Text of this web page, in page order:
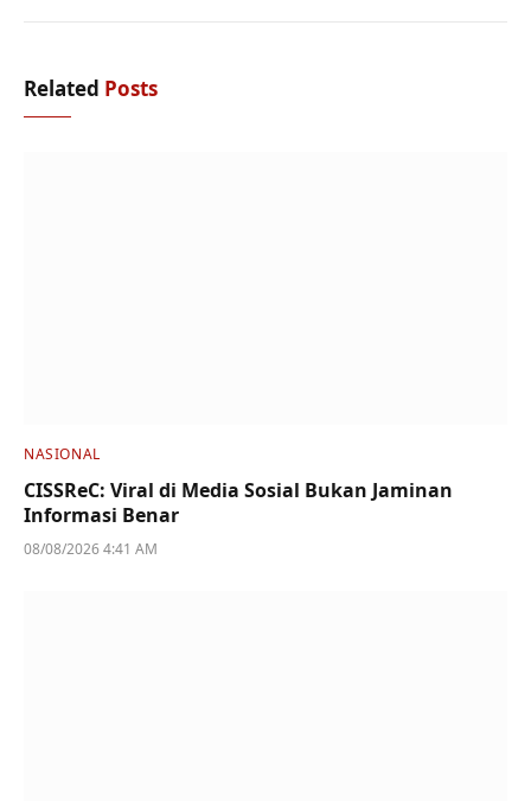
Related Posts
NASIONAL
CISSReC: Viral di Media Sosial Bukan Jaminan
Informasi Benar
08/08/2026 4:41 AM